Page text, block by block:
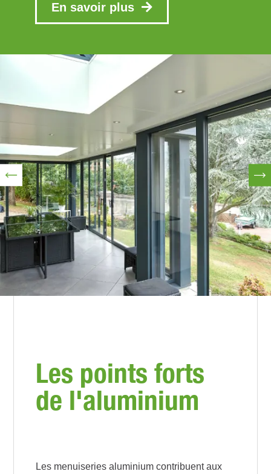
En savoir plus
Les points forts
de l'aluminium
Les menuiseries aluminium contribuent aux